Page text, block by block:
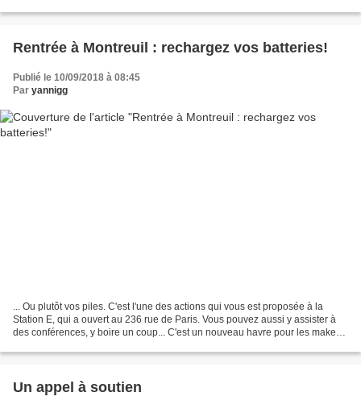
Rentrée à Montreuil : rechargez vos batteries!
Publié le 10/09/2018 à 08:45
Par yannigg
... Ou plutôt vos piles. C'est l'une des actions qui vous est proposée à la
Station E, qui a ouvert au 236 rue de Paris. Vous pouvez aussi y assister à
des conférences, y boire un coup... C'est un nouveau havre pour les makers
Un appel à soutien